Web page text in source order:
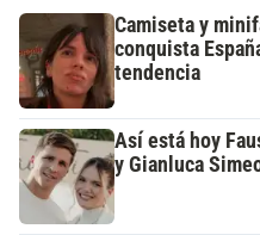
Camiseta y
conquista
tendencia
Así está hoy
y Gianluca